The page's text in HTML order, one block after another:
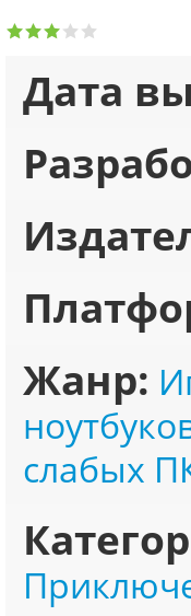
Дата
Жанр:
слабых